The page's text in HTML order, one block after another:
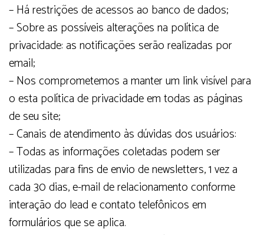
– Há restrições de acessos ao banco de dados;
– Sobre as possíveis alterações na política de
privacidade: as notificações serão realizadas por
email;
– Nos comprometemos a manter um link visível para
o esta política de privacidade em todas as páginas
de seu site;
– Canais de atendimento às dúvidas dos usuários:
– Todas as informações coletadas podem ser
utilizadas para fins de envio de newsletters, 1 vez a
cada 30 dias, e-mail de relacionamento conforme
interação do lead e contato telefônicos em
formulários que se aplica.